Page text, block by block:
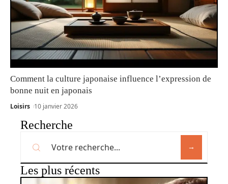
Comment la culture japonaise influence l’expression de
bonne nuit en japonais
Loisirs 10 janvier 2026
Recherche
Les plus récents